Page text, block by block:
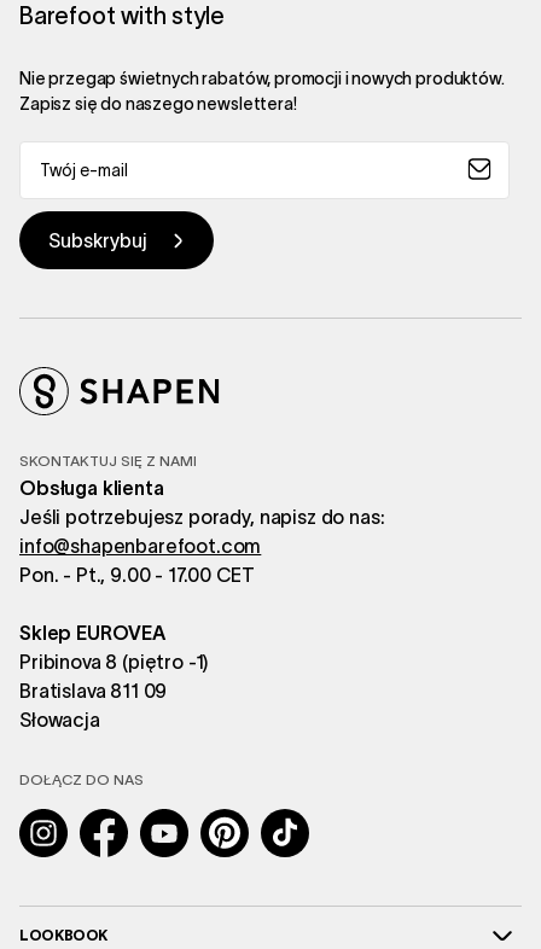
Barefoot with style
Nie przegap świetnych rabatów, promocji i nowych produktów.
Zapisz się do naszego newslettera!
SKONTAKTUJ SIĘ Z NAMI
Obsługa klienta
Jeśli potrzebujesz porady, napisz do nas:
info@shapenbarefoot.com
Pon. - Pt., 9.00 - 17.00 CET
Sklep EUROVEA
Pribinova 8 (piętro -1)
Bratislava 811 09
Słowacja
DOŁĄCZ DO NAS
InstagramFacebookYouTubePinterestTikTok
LOOKBOOK